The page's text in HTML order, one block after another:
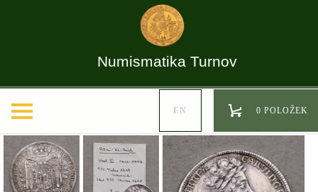
Numismatika Turnov
EN 0 POLOŽEK